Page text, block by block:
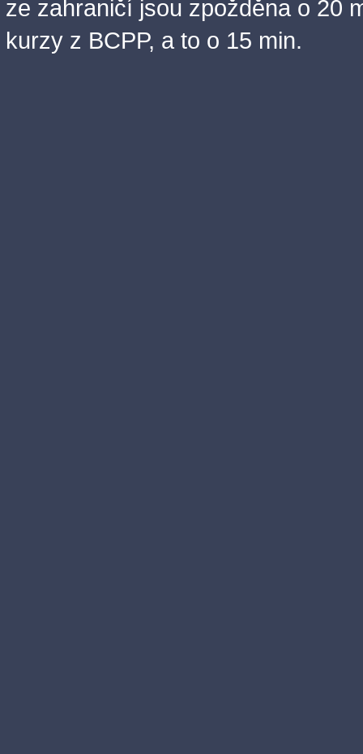
ze zahraničí jsou zpožděna o 20
kurzy z BCPP, a to o 15 min.